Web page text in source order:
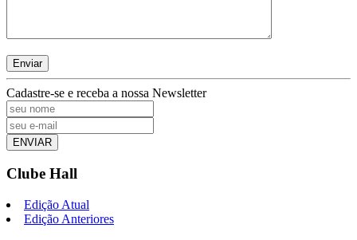
Cadastre-se e receba a nossa Newsletter
ENVIAR
Clube Hall
Edição Atual
Edição Anteriores